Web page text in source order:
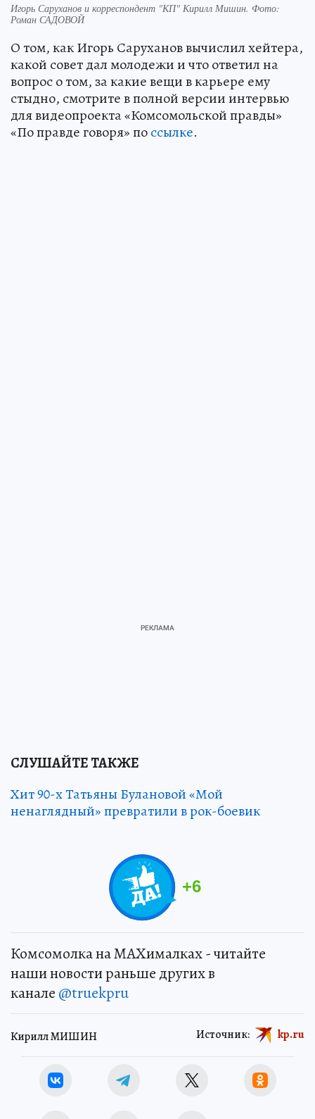
Игорь Саруханов и корреспондент "КП" Кирилл Мишин. Фото:
Роман САДОВОЙ
О том, как Игорь Саруханов вычислил хейтера,
какой совет дал молодежи и что ответил на
вопрос о том, за какие вещи в карьере ему
стыдно, смотрите в полной версии интервью
для видеопроекта «Комсомольской правды»
«По правде говоря» поссылке.
СЛУШАЙТЕ ТАКЖЕ
Хит 90-х Татьяны Булановой «Мой
ненаглядный» превратили в рок-боевик
+6
Комсомолка на MAXималках - читайте
наши новости раньше других в
канале @truekpru
Кирилл МИШИН Источник: kp.ru